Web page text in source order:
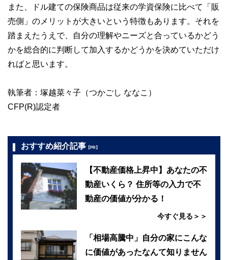
また、ドル建ての保険商品は従来の学資保険に比べて「販
売側」のメリットが大きいという特徴もあります。それを
踏まえたうえで、自分の理解やニーズと合っているかどう
かを総合的に判断して加入するかどうかを決めていただけ
ればと思います。
執筆者：塚越菜々子（つかごし ななこ）
CFP(R)認定者
おすすめ紹介記事 【PR】
【不動産価格上昇中】あなたの不
動産いくら？ 住所等の入力で不
動産の価値が分かる！
今すぐ見る＞＞
「相場高騰中」自分の家にこんな
に価値があったなんて知りません